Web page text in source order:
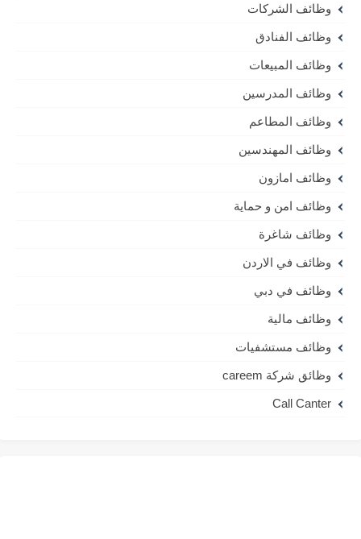
وظائف الشركات
وظائف الفنادق
وظائف المبيعات
وظائف المدرسين
وظائف المطاعم
وظائف المهندسين
وظائف امازون
وظائف امن و حماية
وظائف شاغرة
وظائف في الاردن
وظائف في دبي
وظائف مالية
وظائف مستشفيات
وظائق شركة careem
Call Canter